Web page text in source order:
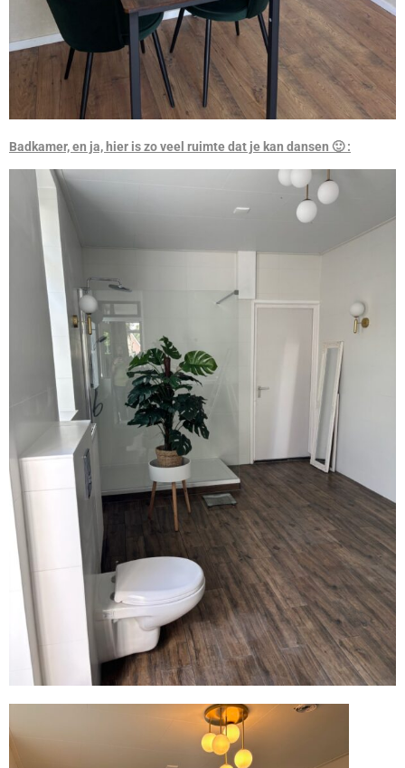
Badkamer, en ja, hier is zo veel ruimte dat je kan dansen 🙂 :